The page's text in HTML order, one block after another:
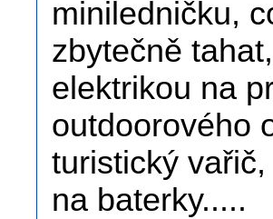
miniledničku,
zbytečně
elektrikou na
outdoorového
turistický
na baterky.....